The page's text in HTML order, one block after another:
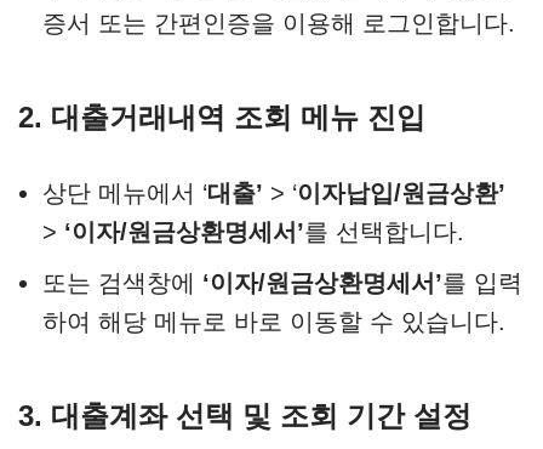
증서 또는 간편인증을 이용해 로그인합니다.​
2. 대출거래내역 조회 메뉴 진입
상단 메뉴에서 ‘대출’ > ‘이자납입/원금상환’
> ‘이자/원금상환명세서’를 선택합니다.
또는 검색창에 ‘이자/원금상환명세서’를 입력
하여 해당 메뉴로 바로 이동할 수 있습니다.​
3. 대출계좌 선택 및 조회 기간 설정